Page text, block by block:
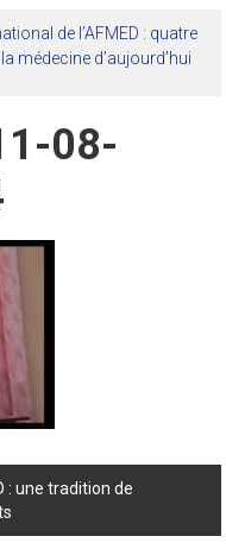
de l’AFMED : quatre
médecine d’aujourd’hui
08-
: une tradition de